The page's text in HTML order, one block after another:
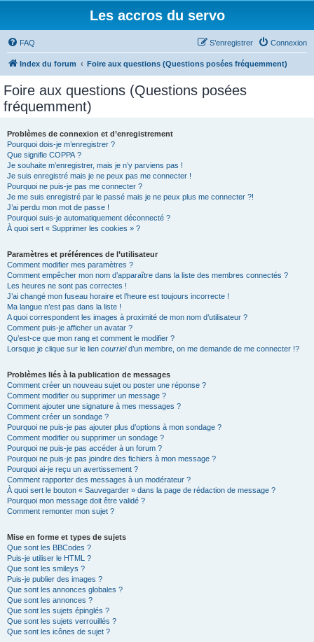
Les accros du servo
FAQ Connexion
S’enregistrer
Index du forum Foire aux questions (Questions posées fréquemment)
Foire aux questions (Questions posées
fréquemment)
Problèmes de connexion et d’enregistrement
Pourquoi dois-je m’enregistrer ?
Que signifie COPPA ?
Je souhaite m’enregistrer, mais je n’y parviens pas !
Je suis enregistré mais je ne peux pas me connecter !
Pourquoi ne puis-je pas me connecter ?
Je me suis enregistré par le passé mais je ne peux plus me connecter ?!
J’ai perdu mon mot de passe !
Pourquoi suis-je automatiquement déconnecté ?
À quoi sert « Supprimer les cookies » ?
Paramètres et préférences de l’utilisateur
Comment modifier mes paramètres ?
Comment empêcher mon nom d’apparaître dans la liste des membres connectés ?
Les heures ne sont pas correctes !
J’ai changé mon fuseau horaire et l’heure est toujours incorrecte !
Ma langue n’est pas dans la liste !
A quoi correspondent les images à proximité de mon nom d’utilisateur ?
Comment puis-je afficher un avatar ?
Qu’est-ce que mon rang et comment le modifier ?
Lorsque je clique sur le lien courrield’un membre, on me demande de me connecter !?
Problèmes liés à la publication de messages
Comment créer un nouveau sujet ou poster une réponse ?
Comment modifier ou supprimer un message ?
Comment ajouter une signature à mes messages ?
Comment créer un sondage ?
Pourquoi ne puis-je pas ajouter plus d’options à mon sondage ?
Comment modifier ou supprimer un sondage ?
Pourquoi ne puis-je pas accéder à un forum ?
Pourquoi ne puis-je pas joindre des fichiers à mon message ?
Pourquoi ai-je reçu un avertissement ?
Comment rapporter des messages à un modérateur ?
À quoi sert le bouton « Sauvegarder » dans la page de rédaction de message ?
Pourquoi mon message doit être validé ?
Comment remonter mon sujet ?
Mise en forme et types de sujets
Que sont les BBCodes ?
Puis-je utiliser le HTML ?
Que sont les smileys ?
Puis-je publier des images ?
Que sont les annonces globales ?
Que sont les annonces ?
Que sont les sujets épinglés ?
Que sont les sujets verrouillés ?
Que sont les icônes de sujet ?